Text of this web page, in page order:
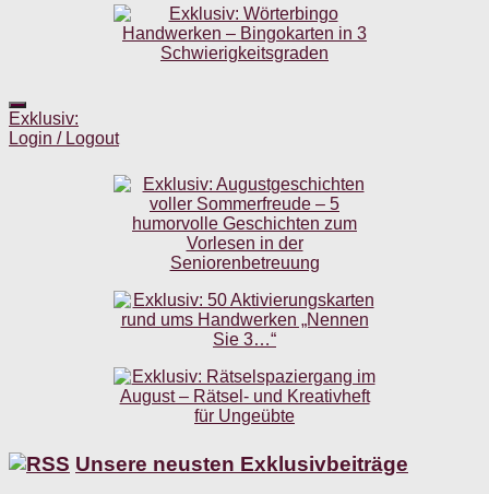
Exklusiv:
Login / Logout
Unsere neusten Exklusivbeiträge